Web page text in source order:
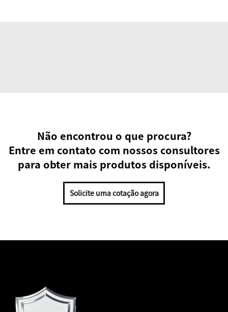
Não encontrou o que procura?
Entre em contato com nossos consultores
para obter mais produtos disponíveis.
Solicite uma cotação agora